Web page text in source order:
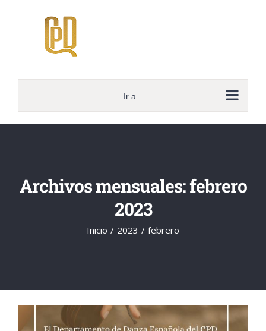
Ir a...
Archivos mensuales:febrero
2023
Inicio 2023 febrero